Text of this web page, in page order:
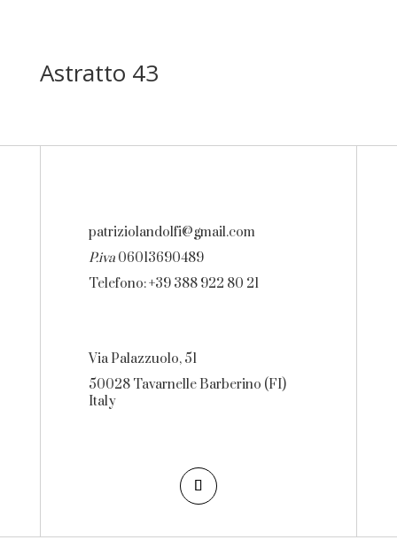
Astratto 43
patriziolandolfi@gmail.com
P.iva 06013690489
Telefono: +39 388 922 80 21
Via Palazzuolo, 51
50028 Tavarnelle Barberino (FI)
Italy